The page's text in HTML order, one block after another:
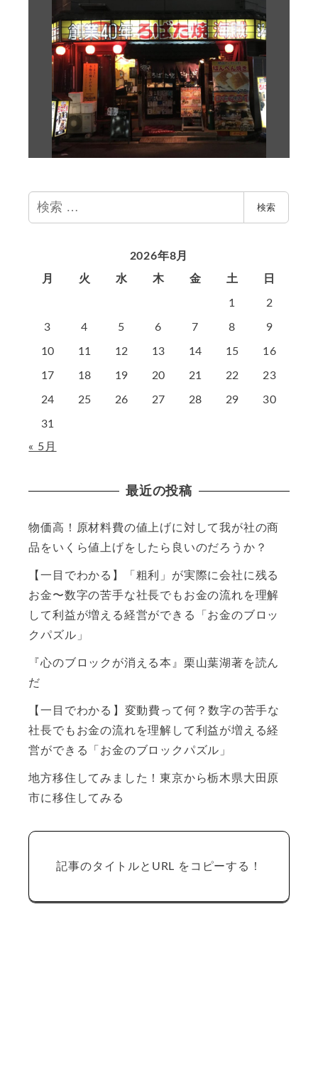
検
索
検索
2026年8月
月
火 水 木 金 土 日
1 2
3 4 5 6 7 8 9
10 11 12 13 14 15 16
17 18 19 20 21 22 23
24 25 26 27 28 29 30
31
« 5月
最近の投稿
物価高！原材料費の値上げに対して我が社の商
品をいくら値上げをしたら良いのだろうか？
【一目でわかる】「粗利」が実際に会社に残る
お金〜数字の苦手な社長でもお金の流れを理解
して利益が増える経営ができる「お金のブロッ
クパズル」
『心のブロックが消える本』栗山葉湖著を読ん
だ
【一目でわかる】変動費って何？数字の苦手な
社長でもお金の流れを理解して利益が増える経
営ができる「お金のブロックパズル」
地方移住してみました！東京から栃木県大田原
市に移住してみる
記事のタイトルとURL をコピーする！